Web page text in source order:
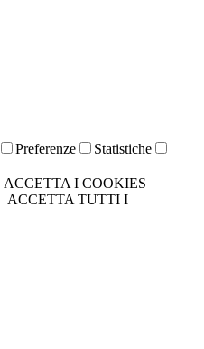
Preferenze
Statistiche
ACCETTA I COOKIES
ACCETTA TUTTI I